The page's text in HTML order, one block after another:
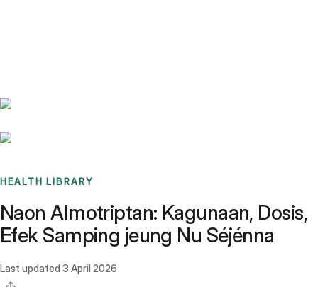
HEALTH LIBRARY
Naon Almotriptan: Kagunaan, Dosis,
Efek Samping jeung Nu Séjénna
Last updated 3 April 2026